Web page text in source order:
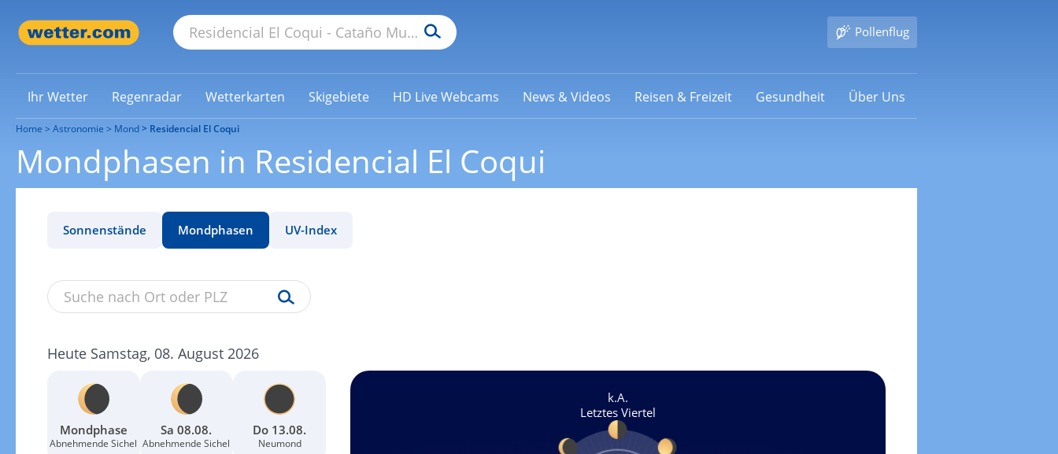
Pollenflug
Ihr Wetter Regenradar Wetterkarten Skigebiete HD Live Webcams News & Videos Reisen & Freizeit Gesundheit Über Uns
Home Astronomie Mond Residencial El Coqui
Mondphasen in Residencial El Coqui
Sonnenstände Mondphasen UV-Index
Heute Samstag, 08. August 2026
Mondphase
Abnehmende Sichel
Sa 08.08.
Abnehmende Sichel
Do 13.08.
Neumond
k.A.
Letztes Viertel